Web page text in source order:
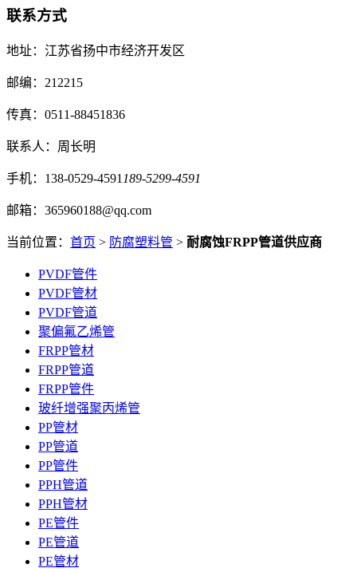
联系方式
地址：江苏省扬中市经济开发区
邮编：212215
传真：0511-88451836
联系人：周长明
手机：138-0529-4591 189-5299-4591
邮箱：365960188@qq.com
当前位置： 首页 > 防腐塑料管 > 耐腐蚀FRPP管道供应商
PVDF管件
PVDF管材
PVDF管道
聚偏氟乙烯管
FRPP管材
FRPP管道
FRPP管件
玻纤增强聚丙烯管
PP管材
PP管道
PP管件
PPH管道
PPH管材
PE管件
PE管道
PE管材